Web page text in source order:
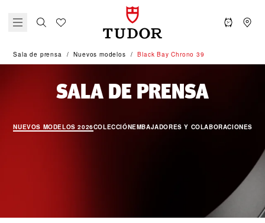
Sala de prensa Nuevos modelos Black Bay Chrono 39
SALA DE PRENSA
NUEVOS MODELOS 2026COLECCIÓNEMBAJADORES Y COLABORACIONES